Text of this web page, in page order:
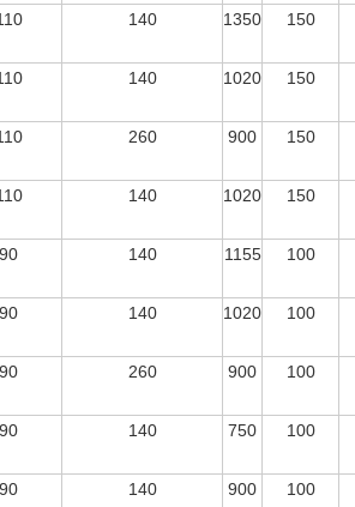
140 1350 150
140 1020 150
260 900 150
140 1020 150
90 140 1155 100
90 140 1020 100
90 260 900 100
90 140 750 100
90 140 900 100